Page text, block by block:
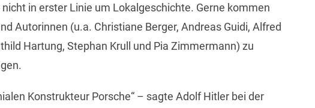
in erster Linie um Lokalgeschichte. Gerne kommen
Autorinnen (u.a. Christiane Berger, Andreas Guidi, Alfred
Hartung, Stephan Krull und Pia Zimmermann) zu
Konstrukteur Porsche“ – sagte Adolf Hitler bei der